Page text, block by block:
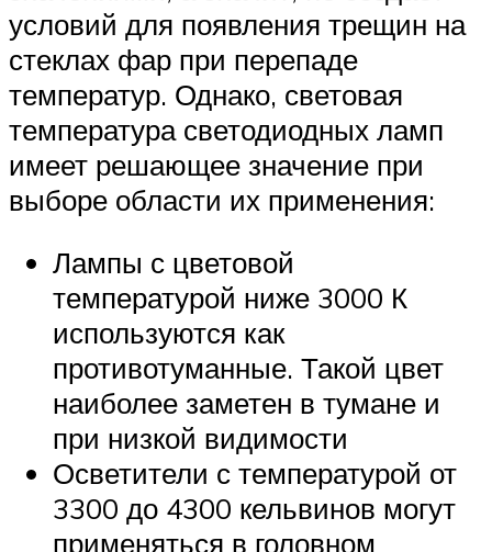
условий для появления трещин на
стеклах фар при перепаде
температур. Однако, световая
температура светодиодных ламп
имеет решающее значение при
выборе области их применения:
Лампы с цветовой
температурой ниже 3000 К
используются как
противотуманные. Такой цвет
наиболее заметен в тумане и
при низкой видимости
Осветители с температурой от
3300 до 4300 кельвинов могут
применяться в головном